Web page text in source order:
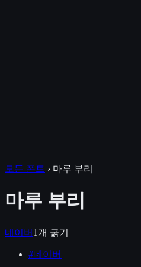
모든 폰트 › 마루 부리
마루 부리
네이버 1 개 굵기
#네이버